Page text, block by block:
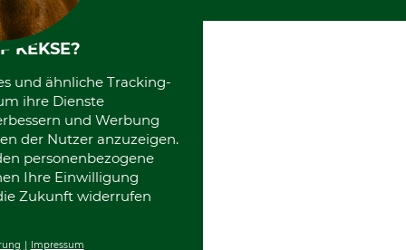
KEKSE?
und ähnliche Tracking-
ihre Dienste
und Werbung
der Nutzer anzuzeigen.
personenbezogene
Ihre Einwilligung
Zukunft widerrufen
Impressum